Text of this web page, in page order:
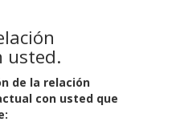
usted.
de la relación
con usted que